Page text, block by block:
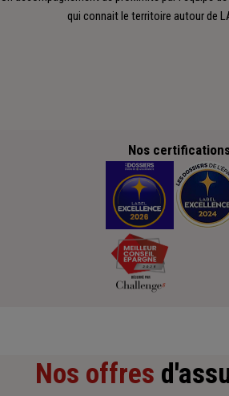
qui connait le territoire autour de
Nos
Nos offres